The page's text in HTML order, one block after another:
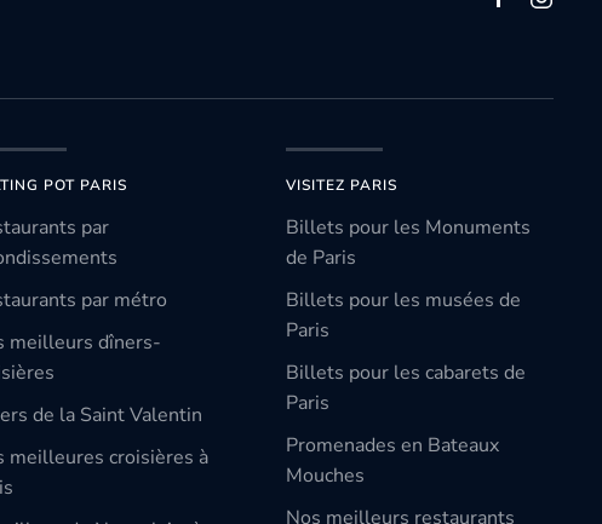
POT PARIS
par
par métro
meilleurs dîners-
de la Saint Valentin
meilleures croisières à
VISITEZ PARIS
Billets pour les Monuments
de Paris
Billets pour les musées de
Paris
Billets pour les cabarets de
Paris
Promenades en Bateaux
Mouches
Nos meilleurs restaurants